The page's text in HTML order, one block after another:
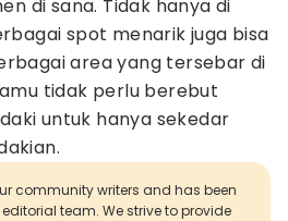
di sana. Tidak hanya di
spot menarik juga bisa
area yang tersebar di
tidak perlu berebut
untuk hanya sekedar
community writers and has been
team. We strive to provide